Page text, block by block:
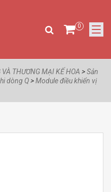
0
THƯƠNG MẠI KẾ HOA >Sản
dòng Q>Module điều khiển vị